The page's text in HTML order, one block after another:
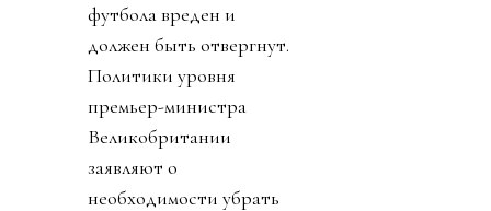
футбола вреден и
должен быть отвергнут.
Политики уровня
премьер-министра
Великобритании
заявляют о
необходимости убрать